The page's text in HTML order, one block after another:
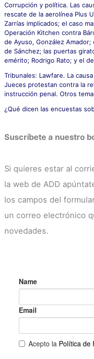
Corrupción y política. Las
rescate de la aerolínea Plus
Zarrías implicados; el caso
Operación Kitchen contra
de Ayuso, González
de Sánchez; las puertas
emérito; Rodrigo Rato; y el
Tribunales: Lawfare. La
Jueces protestan contra la
instrucción penal. Otros
¿Qué dicen las encuestas
Suscríbete a nuestro
Si quieres estar al
la web de ADD
los campos del
un correo electrónico
novedades.